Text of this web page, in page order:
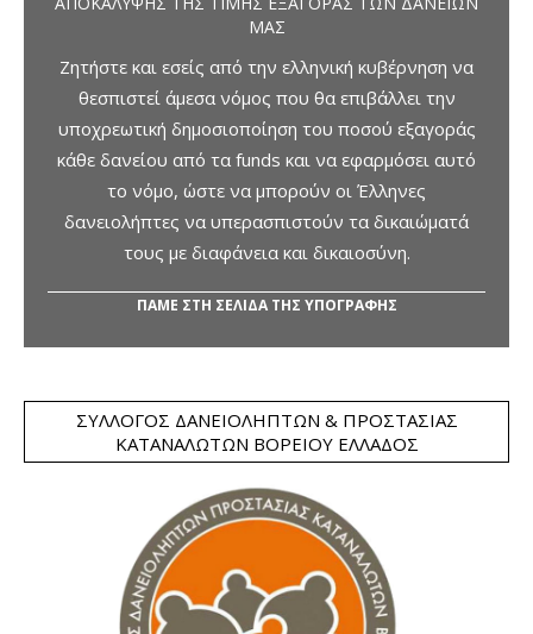
ΜΑΣ
Ζητήστε και εσείς από την ελληνική κυβέρνηση να
θεσπιστεί άμεσα νόμος που θα επιβάλλει την
υποχρεωτική δημοσιοποίηση του ποσού εξαγοράς
κάθε δανείου από τα funds και να εφαρμόσει αυτό
το νόμο, ώστε να μπορούν οι Έλληνες
δανειολήπτες να υπερασπιστούν τα δικαιώματά
τους με διαφάνεια και δικαιοσύνη.
ΠΑΜΕ ΣΤΗ ΣΕΛΙΔΑ ΤΗΣ ΥΠΟΓΡΑΦΗΣ
ΣΎΛΛΟΓΟΣ ΔΑΝΕΙΟΛΗΠΤΏΝ & ΠΡΟΣΤΑΣΊΑΣ
ΚΑΤΑΝΑΛΩΤΏΝ ΒΟΡΕΊΟΥ ΕΛΛΆΔΟΣ